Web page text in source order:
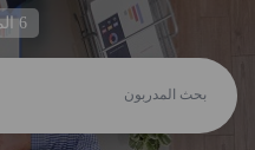
6 المدربون